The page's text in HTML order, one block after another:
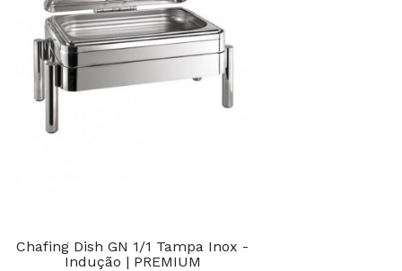
Chafing Dish GN 1/1 Tampa Inox -
Indução | PREMIUM